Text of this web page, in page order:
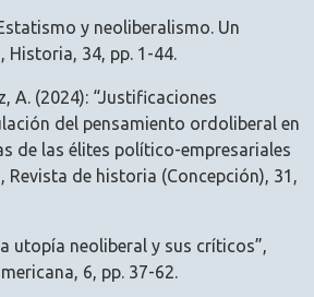
y neoliberalismo. Un
34, pp. 1-44.
A. (2024): “Justificaciones
del pensamiento ordoliberal en
de las élites político-empresariales
Revista de historia (Concepción), 31,
utopía neoliberal y sus críticos”,
6, pp. 37-62.